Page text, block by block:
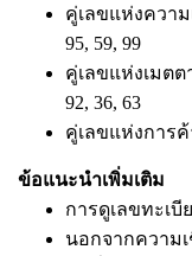
คู่เลขแห่งความ
95, 59, 99
คู่เลขแห่งเมตต
92, 36, 63
คู่เลขแห่งการค้
ข้อแนะนำเพิ่มเติม
การดูเลขทะเ
นอกจากความ